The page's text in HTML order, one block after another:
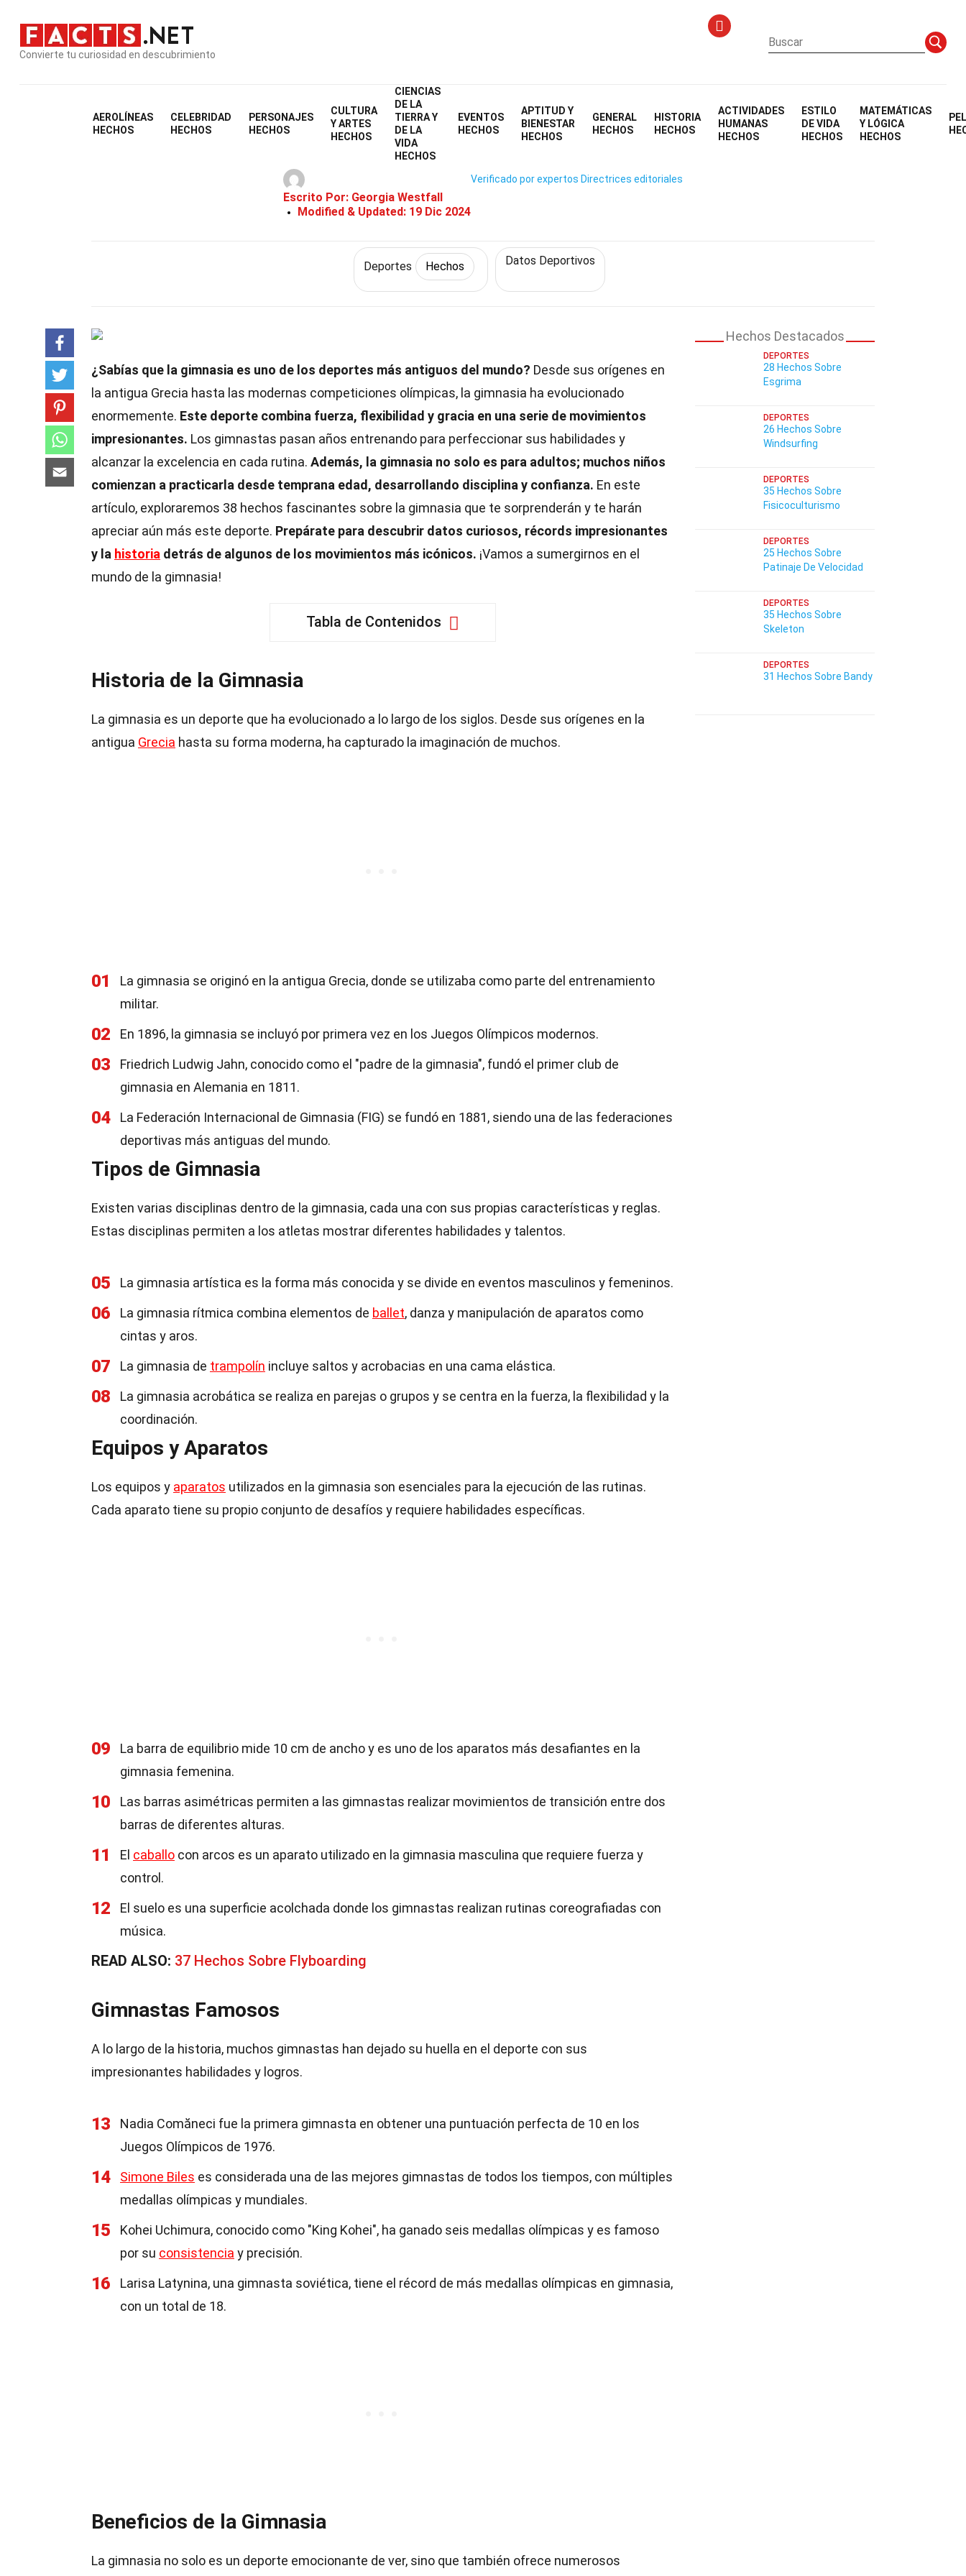
Convierte tu curiosidad en descubrimiento
AEROLÍNEAS
HECHOS
CELEBRIDAD
HECHOS
PERSONAJES
HECHOS
CULTURA
Y ARTES
HECHOS
CIENCIAS
DE LA
TIERRA Y
DE LA
VIDA
HECHOS
EVENTOS
HECHOS
APTITUD Y
BIENESTAR
HECHOS
GENERAL
HECHOS
HISTORIA
HECHOS
ACTIVIDADES
HUMANAS
HECHOS
ESTILO
DE VIDA
HECHOS
MATEMÁTICAS
Y LÓGICA
HECHOS
Estilo de vida
38 Hechos Sobre Gimnasia
Escrito Por: Georgia Westfall
Modified & Updated: 19 Dic 2024
Verificado por expertos Directrices editoriales
Deportes Hechos Datos Deportivos
¿Sabías que la gimnasia es uno de los deportes más antiguos del mundo? Desde sus orígenes en
la antigua Grecia hasta las modernas competiciones olímpicas, la gimnasia ha evolucionado
enormemente. Este deporte combina fuerza, flexibilidad y gracia en una serie de movimientos
impresionantes. Los gimnastas pasan años entrenando para perfeccionar sus habilidades y
alcanzar la excelencia en cada rutina. Además, la gimnasia no solo es para adultos; muchos niños
comienzan a practicarla desde temprana edad, desarrollando disciplina y confianza. En este
artículo, exploraremos 38 hechos fascinantes sobre la gimnasia que te sorprenderán y te harán
apreciar aún más este deporte. Prepárate para descubrir datos curiosos, récords impresionantes
y la historia detrás de algunos de los movimientos más icónicos. ¡Vamos a sumergirnos en el
mundo de la gimnasia!
Tabla de Contenidos
Historia de la Gimnasia
La gimnasia es un deporte que ha evolucionado a lo largo de los siglos. Desde sus orígenes en la
antigua Grecia hasta su forma moderna, ha capturado la imaginación de muchos.
01
La gimnasia se originó en la antigua Grecia, donde se utilizaba como parte del entrenamiento
militar.
02 En 1896, la gimnasia se incluyó por primera vez en los Juegos Olímpicos modernos.
03
Friedrich Ludwig Jahn, conocido como el "padre de la gimnasia", fundó el primer club de
gimnasia en Alemania en 1811.
04
La Federación Internacional de Gimnasia (FIG) se fundó en 1881, siendo una de las federaciones
deportivas más antiguas del mundo.
Tipos de Gimnasia
Existen varias disciplinas dentro de la gimnasia, cada una con sus propias características y reglas.
Estas disciplinas permiten a los atletas mostrar diferentes habilidades y talentos.
05 La gimnasia artística es la forma más conocida y se divide en eventos masculinos y femeninos.
06 La gimnasia rítmica combina elementos de ballet, danza y manipulación de aparatos como
cintas y aros.
07 La gimnasia de trampolín incluye saltos y acrobacias en una cama elástica.
08
La gimnasia acrobática se realiza en parejas o grupos y se centra en la fuerza, la flexibilidad y la
coordinación.
Equipos y Aparatos
Los equipos y aparatos utilizados en la gimnasia son esenciales para la ejecución de las rutinas.
Cada aparato tiene su propio conjunto de desafíos y requiere habilidades específicas.
09
La barra de equilibrio mide 10 cm de ancho y es uno de los aparatos más desafiantes en la
gimnasia femenina.
10
Las barras asimétricas permiten a las gimnastas realizar movimientos de transición entre dos
barras de diferentes alturas.
11 El caballo con arcos es un aparato utilizado en la gimnasia masculina que requiere fuerza y
control.
12
El suelo es una superficie acolchada donde los gimnastas realizan rutinas coreografiadas con
música.
READ ALSO: 37 Hechos Sobre Flyboarding
Gimnastas Famosos
A lo largo de la historia, muchos gimnastas han dejado su huella en el deporte con sus
impresionantes habilidades y logros.
13
Nadia Comăneci fue la primera gimnasta en obtener una puntuación perfecta de 10 en los
Juegos Olímpicos de 1976.
14 Simone Biles es considerada una de las mejores gimnastas de todos los tiempos, con múltiples
medallas olímpicas y mundiales.
15
Kohei Uchimura, conocido como "King Kohei", ha ganado seis medallas olímpicas y es famoso
por su consistencia y precisión.
16
Larisa Latynina, una gimnasta soviética, tiene el récord de más medallas olímpicas en gimnasia,
con un total de 18.
Beneficios de la Gimnasia
La gimnasia no solo es un deporte emocionante de ver, sino que también ofrece numerosos
Hechos Destacados
DEPORTES
28 Hechos Sobre
Esgrima
DEPORTES
26 Hechos Sobre
Windsurfing
DEPORTES
35 Hechos Sobre
Fisicoculturismo
DEPORTES
25 Hechos Sobre
Patinaje De Velocidad
DEPORTES
35 Hechos Sobre
Skeleton
DEPORTES
31 Hechos Sobre Bandy